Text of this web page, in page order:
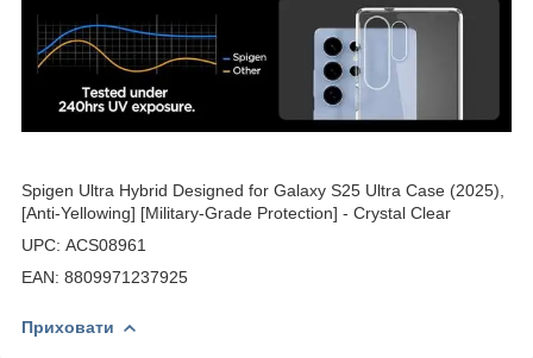
Spigen Ultra Hybrid Designed for Galaxy S25 Ultra Case (2025),
[Anti-Yellowing] [Military-Grade Protection] - Crystal Clear
UPC: ACS08961
EAN: 8809971237925
Приховати